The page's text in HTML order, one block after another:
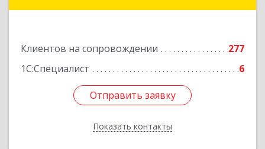
Клиентов на сопровождении
277
1С:Специалист
6
Отправить заявку
Показать контакты
Отправить заявку
Назад